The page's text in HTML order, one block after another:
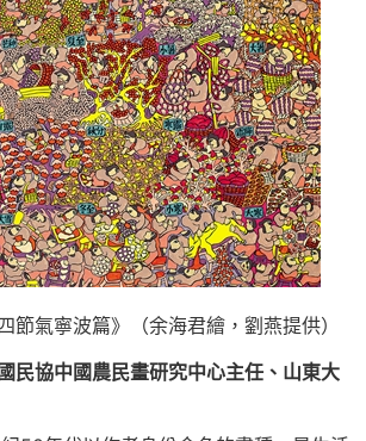
氣寧波篇》（余海君繪，劉燕提供）
協中國農民畫研究中心主任、山東大